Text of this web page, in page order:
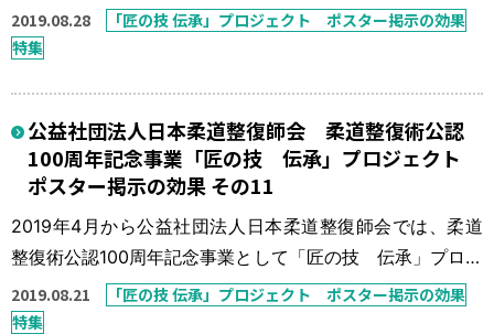
ェクトを実施している。 本来、柔道整復師の得意技は骨
折・脱臼の整復固定であったが、この30年間で柔道整復師
一度、骨折・脱臼の患者さんを接骨院に！」を一つの目標
に「匠の技 伝承」プロジェ […]
2019.08.28
「匠の技 伝承」プロジェクト ポスター掲示の効果
特集
公益社団法人日本柔道整復師会 柔道整復術公認
100周年記念事業「匠の技 伝承」プロジェクト
ポスター掲示の効果 その11
2019年4月から公益社団法人日本柔道整復師会では、柔道
整復術公認100周年記念事業として「匠の技 伝承」プロジ
ェクトを実施している。 本来、柔道整復師の得意技は骨
折・脱臼の整復固定であったが、この30年間で柔道整復師
2019.08.21
「匠の技 伝承」プロジェクト ポスター掲示の効果
特集